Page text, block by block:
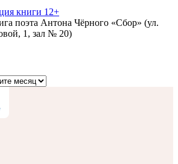
книги 12+
поэта Антона Чёрного «Сбор» (ул.
1, зал № 20)